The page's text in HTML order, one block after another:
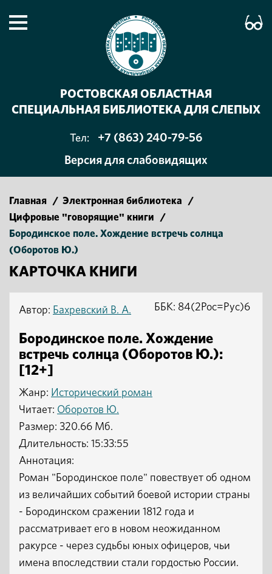
РОСТОВСКАЯ ОБЛАСТНАЯ
СПЕЦИАЛЬНАЯ БИБЛИОТЕКА ДЛЯ СЛЕПЫХ
Тел:
+7 (863) 240-79-56
Версия для слабовидящих
Главная / Электронная библиотека
/
Цифровые "говорящие" книги
/
Бородинское поле. Хождение встречь солнца
(Оборотов Ю.)
КАРТОЧКА КНИГИ
Автор: Бахревский В. А.
Бородинское поле. Хождение
встречь солнца (Оборотов Ю.):
[12+]
Жанр: Исторический роман
Читает: Оборотов Ю.
ББК: 84(2Рос=Рус)6
Размер: 320.66 Мб.
Длительность: 15:33:55
Аннотация:
Роман "Бородинское поле" повествует об одном
из величайших событий боевой истории страны
- Бородинском сражении 1812 года и
рассматривает его в новом неожиданном
ракурсе - через судьбы юных офицеров, чьи
имена впоследствии стали гордостью России.